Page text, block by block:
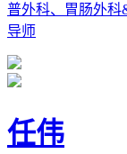
普外科、胃肠外科
导师
任伟